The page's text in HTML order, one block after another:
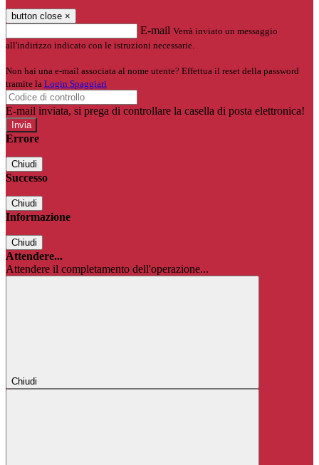
button close ×
E-mail Verrà inviato un messaggio
all'indirizzo indicato con le istruzioni necessarie.
Non hai una e-mail associata al nome utente? Effettua il reset della password
tramite la Login Spaggiari
E-mail inviata, si prega di controllare la casella di posta elettronica!
Errore
Chiudi
Successo
Chiudi
Informazione
Chiudi
Attendere...
Attendere il completamento dell'operazione...
Chiudi